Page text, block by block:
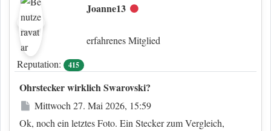
Joanne13 Offline
erfahrenes Mitglied
Reputation:
415
Ohrstecker wirklich Swarovski?
Beitrag
Mittwoch 27. Mai 2026, 15:59
Ok, noch ein letztes Foto. Ein Stecker zum Vergleich,